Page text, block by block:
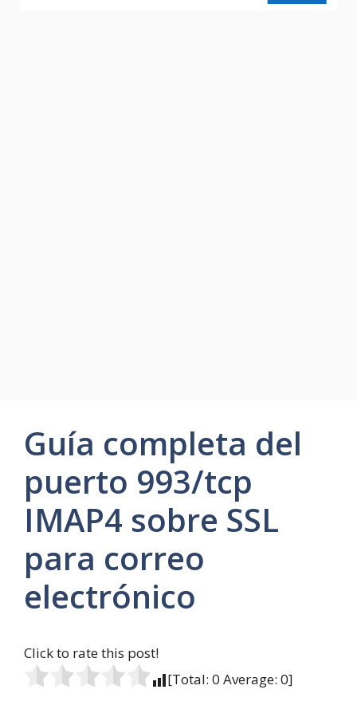
Guía completa del
puerto 993/tcp
IMAP4 sobre SSL
para correo
electrónico
Click to rate this post!
[Total: 0 Average: 0]